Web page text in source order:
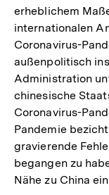
erheblichem
internationalen
Coronavirus-
außenpolitisch
Administration
chinesische
Coronavirus-
Pandemie
gravierende
begangen zu
Nähe zu China